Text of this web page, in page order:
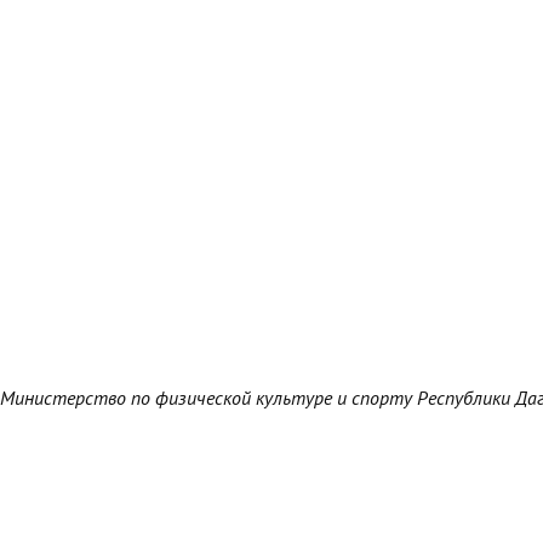
Министерство по физической культуре и спорту Республики